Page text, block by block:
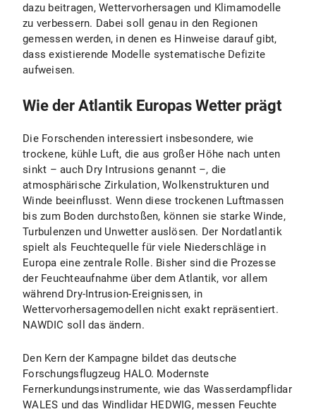
dazu beitragen, Wettervorhersagen und Klimamodelle
zu verbessern. Dabei soll genau in den Regionen
gemessen werden, in denen es Hinweise darauf gibt,
dass existierende Modelle systematische Defizite
aufweisen.
Wie der Atlantik Europas Wetter prägt
Die Forschenden interessiert insbesondere, wie
trockene, kühle Luft, die aus großer Höhe nach unten
sinkt – auch Dry Intrusions genannt –, die
atmosphärische Zirkulation, Wolkenstrukturen und
Winde beeinflusst. Wenn diese trockenen Luftmassen
bis zum Boden durchstoßen, können sie starke Winde,
Turbulenzen und Unwetter auslösen. Der Nordatlantik
spielt als Feuchtequelle für viele Niederschläge in
Europa eine zentrale Rolle. Bisher sind die Prozesse
der Feuchteaufnahme über dem Atlantik, vor allem
während Dry-Intrusion-Ereignissen, in
Wettervorhersagemodellen nicht exakt repräsentiert.
NAWDIC soll das ändern.
Den Kern der Kampagne bildet das deutsche
Forschungsflugzeug HALO. Modernste
Fernerkundungsinstrumente, wie das Wasserdampflidar
WALES und das Windlidar HEDWIG, messen Feuchte